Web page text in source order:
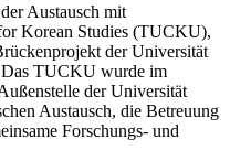
Austausch mit
Korean Studies (TUCKU),
der Universität
TUCKU wurde im
der Universität
Austausch, die Betreuung
Forschungs- und